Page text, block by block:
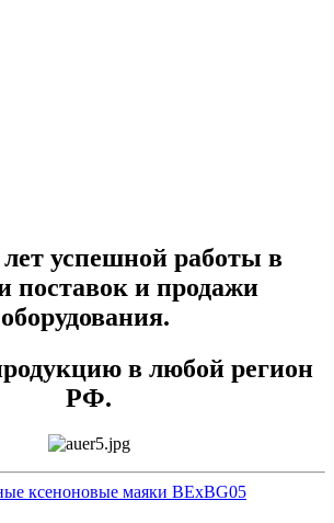
лет успешной работы в
поставок и продажи
оборудования.
в любой регион
РФ.